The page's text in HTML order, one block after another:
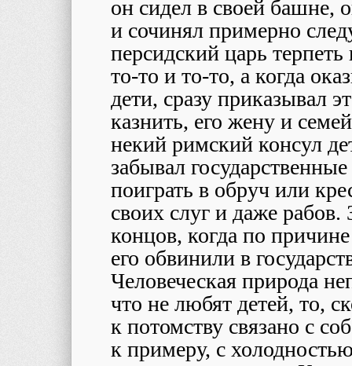
он сидел в своей башне,
и сочинял примерно
персидский царь
то-то и то-то, а когда
дети, сразу приказывал
казнить, его жену и
некий римский консул
забывал
поиграть в обруч или
своих слуг и даже рабов.
концов, когда по
его обвинили в
Человеческая природа
что не любят детей, то,
к потомству связано с
к примеру, с